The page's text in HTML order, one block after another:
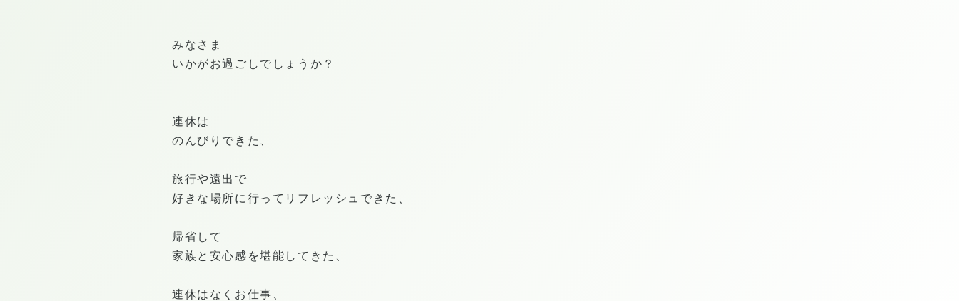
みなさま
いかがお過ごしでしょうか？
連休は
のんびりできた、
旅行や遠出で
好きな場所に行ってリフレッシュできた、
帰省して
家族と安心感を堪能してきた、
連休はなくお仕事、